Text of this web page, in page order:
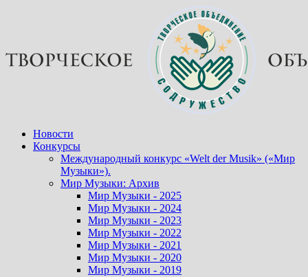
Новости
Конкурсы
Международный конкурс «Welt der Musik» («Мир
Музыки»).
Мир Музыки: Архив
Мир Музыки - 2025
Мир Музыки - 2024
Мир Музыки - 2023
Мир Музыки - 2022
Мир Музыки - 2021
Мир Музыки - 2020
Мир Музыки - 2019